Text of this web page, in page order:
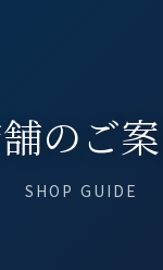
のご
SHOP GUIDE